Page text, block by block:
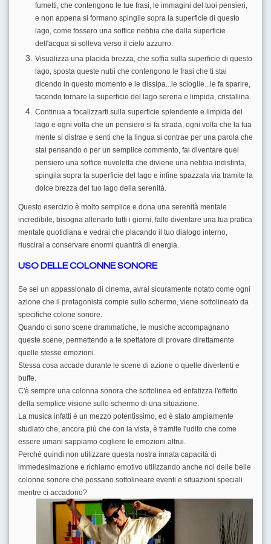
fumetti, che contengono le tue frasi, le immagini del tuoi pensieri,
e non appena si formano spingile sopra la superficie di questo
lago, come fossero una soffice nebbia che dalla superficie
dell'acqua si solleva verso il cielo azzurro.
Visualizza una placida brezza, che soffia sulla superficie di questo
lago, sposta queste nubi che contengono le frasi che ti stai
dicendo in questo momento e le dissipa...le scioglie...le fa sparire,
facendo tornare la superficie del lago serena e limpida, cristallina.
Continua a focalizzarti sulla superficie splendente e limpida del
lago e ogni volta che un pensiero si fa strada, ogni volta che la tua
mente si distrae e senti che la lingua si contrae per una parola che
stai pensando o per un semplice commento, fai diventare quel
pensiero una soffice nuvoletta che diviene una nebbia indistinta,
spingila sopra la superficie del lago e infine spazzala via tramite la
dolce brezza del tuo lago della serenità.
Questo esercizio è molto semplice e dona una serenità mentale
incredibile, bisogna allenarlo tutti i giorni, fallo diventare una tua pratica
mentale quotidiana e vedrai che placando il tuo dialogo interno,
riuscirai a conservare enormi quantità di energia.
USO DELLE COLONNE SONORE
Se sei un appassionato di cinema, avrai sicuramente notato come ogni
azione che il protagonista compie sullo schermo, viene sottolineato da
specifiche colone sonore.
Quando ci sono scene drammatiche, le musiche accompagnano
queste scene, permettendo a te spettatore di provare direttamente
quelle stesse emozioni.
Stessa cosa accade durante le scene di azione o quelle divertenti e
buffe.
C'è sempre una colonna sonora che sottolinea ed enfatizza l'effetto
della semplice visione sullo schermo di una situazione.
La musica infatti è un mezzo potentissimo, ed è stato ampiamente
studiato che, ancora più che con la vista, è tramite l'udito che come
essere umani sappiamo cogliere le emozioni altrui.
Perché quindi non utilizzare questa nostra innata capacità di
immedesimazione e richiamo emotivo utilizzando anche noi delle belle
colonne sonore che possano sottolineare eventi e situazioni speciali
mentre ci accadono?